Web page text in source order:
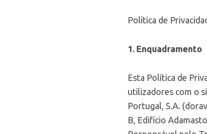
Política de
1. Enquadramento
Esta Política de
utilizadores com o
Portugal, S.A.
B, Edifício